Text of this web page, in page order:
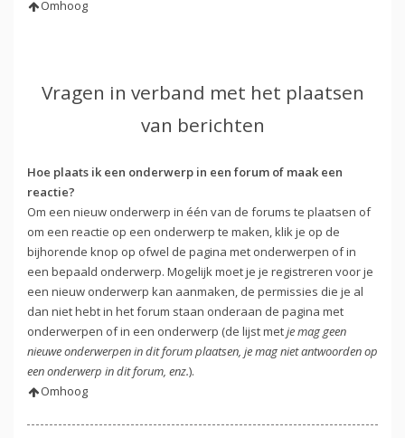
Omhoog
Vragen in verband met het plaatsen
van berichten
Hoe plaats ik een onderwerp in een forum of maak een
reactie?
Om een nieuw onderwerp in één van de forums te plaatsen of
om een reactie op een onderwerp te maken, klik je op de
bijhorende knop op ofwel de pagina met onderwerpen of in
een bepaald onderwerp. Mogelijk moet je je registreren voor je
een nieuw onderwerp kan aanmaken, de permissies die je al
dan niet hebt in het forum staan onderaan de pagina met
onderwerpen of in een onderwerp (de lijst metje mag geen
nieuwe onderwerpen in dit forum plaatsen, je mag niet antwoorden op
een onderwerp in dit forum, enz.).
Omhoog